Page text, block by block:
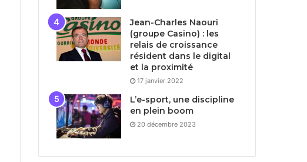
Jean-Charles Naouri
(groupe Casino) : les
relais de croissance
résident dans le digital
et la proximité
17 janvier 2022
L’e-sport, une discipline
en plein boom
20 décembre 2023